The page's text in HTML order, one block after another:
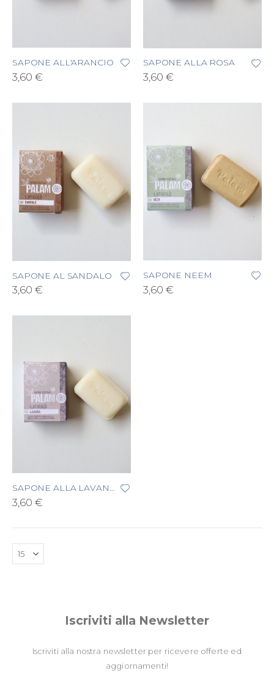
SAPONE ALL'ARANCIO
3,60 €
SAPONE ALLA ROSA
3,60 €
SAPONE AL SANDALO
3,60 €
SAPONE NEEM
3,60 €
3,60 €
Iscriviti alla Newsletter
Iscriviti alla nostra newsletter per ricevere offerte ed
aggiornamenti!